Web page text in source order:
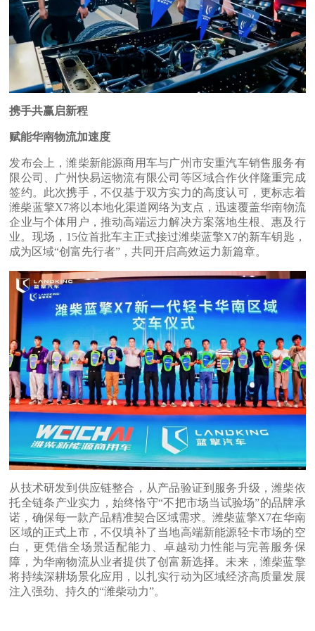
携手共赢启新程
赋能华南物流加速度
发布会上，潍柴新能源商用车与广州市安重汽车销售服务有
限公司、广州快易运物流有限公司等区域合作伙伴隆重完成
签约。此次携手，不仅基于双方实力的高度认可，更标志着
潍柴蓝擎X7将以本地化渠道网络为支点，迅速覆盖华南物流
企业与个体用户，推动高端运力解决方案落地生根、惠及行
业。现场，15位首批车主正式接过潍柴蓝擎X7的新车钥匙，
成为区域“创富先行者”，共同开启高效运力新篇章。
从技术研发到供应链整合，从产品验证到服务升级，潍柴依
托全链条产业实力，始终恪守“不把市场当试验场”的品牌承
诺，确保每一款产品精准契合区域需求。潍柴蓝擎X7在华南
区域的正式上市，不仅填补了当地高端新能源轻卡市场的空
白，更凭借全场景适配能力、卓越动力性能与完善服务保
障，为华南物流从业者提供了创富新选择。未来，潍柴蓝擎
将持续深耕场景化应用，以扎实行动为区域经济高质量发展
注入强劲、持久的“潍柴动力”。